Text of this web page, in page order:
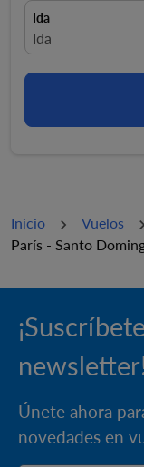
Ida
fc-booking-
Ida
Inicio Vuelos
París - Santo
Únete ahora
novedades en